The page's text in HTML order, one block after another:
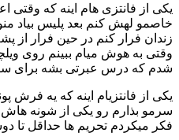
یکی از فانتزی هام اینه که
خاصمو لهش کنم بعد پلیس بیاد منو
زندان فرار کنم در حین فرار از
وقتی به هوش میام ببینم روی
شدم که درس عبرتی بشه برای
یکی از فانتزیام اینه که یه فرش
سرمو بذارم رو یکی از شونه
فکر میکردم تحریم ها حداقل تا